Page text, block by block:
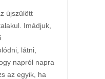
újszülött
Imádjuk,
látni,
napról napra
az egyik, ha